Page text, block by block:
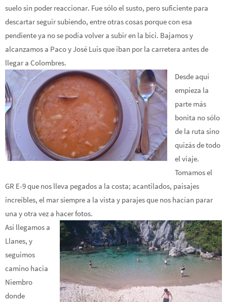
suelo sin poder reaccionar. Fue sólo el susto, pero suficiente para
descartar seguir subiendo, entre otras cosas porque con esa
pendiente ya no se podía volver a subir en la bici. Bajamos y
alcanzamos a Paco y José Luis que iban por la carretera antes de
llegar a Colombres.
Desde aquí
empieza la
parte más
bonita no sólo
de la ruta sino
quizás de todo
el viaje.
Tomamos el
GR E-9 que nos lleva pegados a la costa; acantilados, paisajes
increíbles, el mar siempre a la vista y parajes que nos hacían parar
una y otra vez a hacer fotos.
Así llegamos a
Llanes, y
seguimos
camino hacia
Niembro
donde